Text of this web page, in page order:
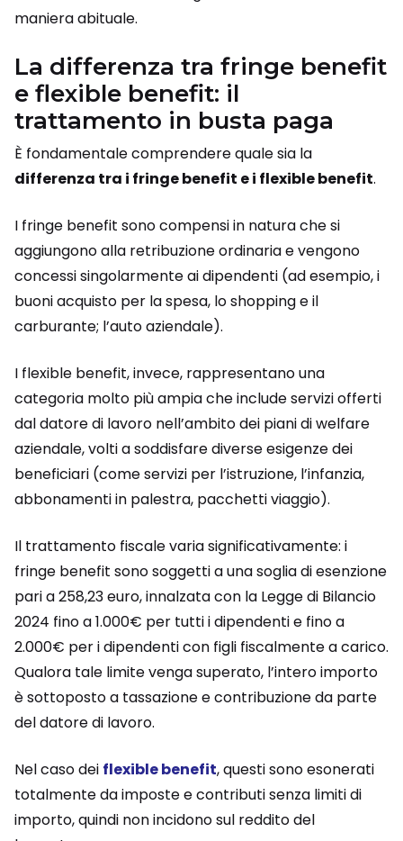
maniera abituale.
La differenza tra fringe benefit
e flexible benefit: il
trattamento in busta paga
È fondamentale comprendere quale sia la
differenza tra i fringe benefit e i flexible benefit.
I fringe benefit sono compensi in natura che si
aggiungono alla retribuzione ordinaria e vengono
concessi singolarmente ai dipendenti (ad esempio, i
buoni acquisto per la spesa, lo shopping e il
carburante; l’auto aziendale).
I flexible benefit, invece, rappresentano una
categoria molto più ampia che include servizi offerti
dal datore di lavoro nell’ambito dei piani di welfare
aziendale, volti a soddisfare diverse esigenze dei
beneficiari (come servizi per l’istruzione, l’infanzia,
abbonamenti in palestra, pacchetti viaggio).
Il trattamento fiscale varia significativamente: i
fringe benefit sono soggetti a una soglia di esenzione
pari a 258,23 euro, innalzata con la Legge di Bilancio
2024 fino a 1.000€ per tutti i dipendenti e fino a
2.000€ per i dipendenti con figli fiscalmente a carico.
Qualora tale limite venga superato, l’intero importo
è sottoposto a tassazione e contribuzione da parte
del datore di lavoro.
Nel caso dei flexible benefit, questi sono esonerati
totalmente da imposte e contributi senza limiti di
importo, quindi non incidono sul reddito del